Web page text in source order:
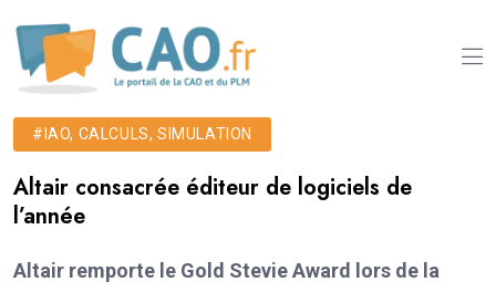
#IAO, CALCULS, SIMULATION
Altair consacrée éditeur de logiciels de
l’année
Altair remporte le Gold Stevie Award lors de la